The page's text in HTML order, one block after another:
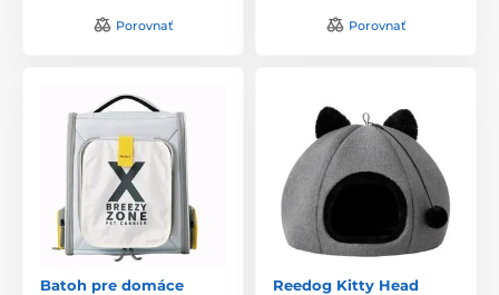
Porovnať Porovnať
Batoh pre domáce
Reedog Kitty Head